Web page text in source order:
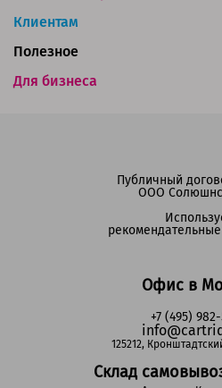
Клиентам
Для бизнеса
Полезное
Офис в
+7 (495)
125212,
Склад
Публичный
ООО